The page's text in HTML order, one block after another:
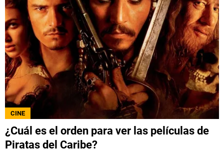
CINE
¿Cuál es el orden para ver las películas de
Piratas del Caribe?